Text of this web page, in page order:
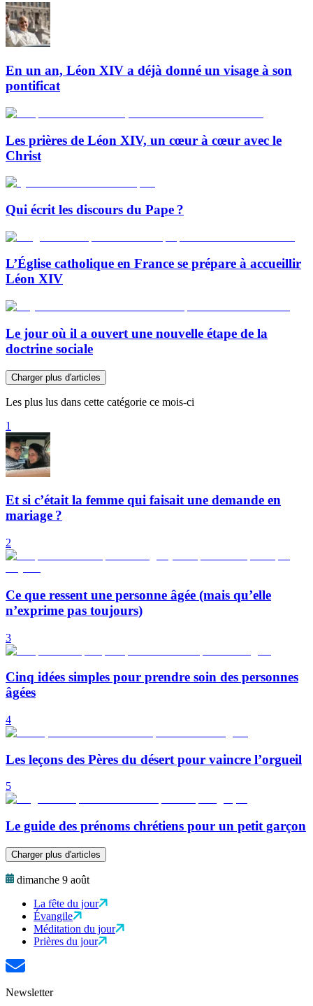
En un an, Léon XIV a déjà donné un visage à son
pontificat
Les prières de Léon XIV, un cœur à cœur avec le
Christ
Qui écrit les discours du Pape ?
L’Église catholique en France se prépare à accueillir
Léon XIV
Le jour où il a ouvert une nouvelle étape de la
doctrine sociale
Charger plus d'articles
Les plus lus dans cette catégorie ce mois-ci
1
Et si c’était la femme qui faisait une demande en
mariage ?
2
Ce que ressent une personne âgée (mais qu’elle
n’exprime pas toujours)
3
Cinq idées simples pour prendre soin des personnes
âgées
4
Les leçons des Pères du désert pour vaincre l’orgueil
5
Le guide des prénoms chrétiens pour un petit garçon
Charger plus d'articles
dimanche 9 août
La fête du jour
Évangile
Méditation du jour
Prières du jour
Newsletter